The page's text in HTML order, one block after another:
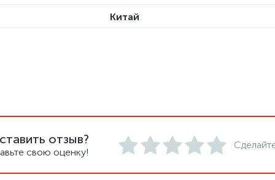
Китай
отзыв?
свою оценку!